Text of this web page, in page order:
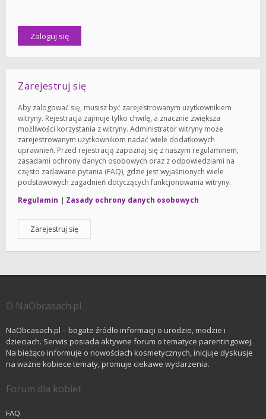
Zarejestruj się
Aby zalogować się, musisz być zarejestrowanym użytkownikiem
witryny. Rejestracja zajmuje tylko chwilę, a znacznie zwiększa
możliwości korzystania z witryny. Administrator witryny może
zarejestrowanym użytkownikom nadać wiele dodatkowych
uprawnień. Przed rejestracją zapoznaj się z naszym regulaminem,
zasadami ochrony danych osobowych oraz z odpowiedziami na
często zadawane pytania (FAQ), gdzie jest wyjaśnionych wiele
podstawowych zagadnień dotyczących funkcjonowania witryny.
Regulamin | Zasady ochrony danych osobowych
Zarejestruj się
O NaObcasach.pl
NaObcasach.pl – bogate źródło informacji o urodzie, modzie i
dzieciach. Serwis posiada aktywne forum o tematyce parentingowej.
Na bieżąco informuje o nowościach kosmetycznych, inicjuje dyskusje
na ważne kobiece tematy, promuje ciekawe wydarzenia.
Forum dla kobiet
FAQ